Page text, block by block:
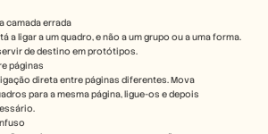
camada errada
a ligar a um quadro, e não a um grupo ou a uma forma.
de destino em protótipos.
páginas
direta entre páginas diferentes. Mova
para a mesma página, ligue-os e depois